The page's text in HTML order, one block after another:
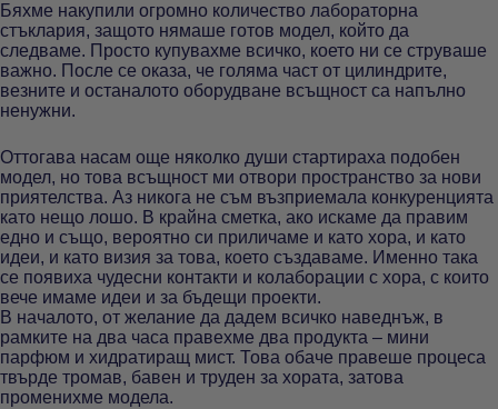
Бяхме накупили огромно количество лабораторна
стъклария, защото нямаше готов модел, който да
следваме. Просто купувахме всичко, което ни се струваше
важно. После се оказа, че голяма част от цилиндрите,
везните и останалото оборудване всъщност са напълно
ненужни.
Оттогава насам още няколко души стартираха подобен
модел, но това всъщност ми отвори пространство за нови
приятелства. Аз никога не съм възприемала конкуренцията
като нещо лошо. В крайна сметка, ако искаме да правим
едно и също, вероятно си приличаме и като хора, и като
идеи, и като визия за това, което създаваме. Именно така
се появиха чудесни контакти и колаборации с хора, с които
вече имаме идеи и за бъдещи проекти.
В началото, от желание да дадем всичко наведнъж, в
рамките на два часа правехме два продукта – мини
парфюм и хидратиращ мист. Това обаче правеше процеса
твърде тромав, бавен и труден за хората, затова
променихме модела.